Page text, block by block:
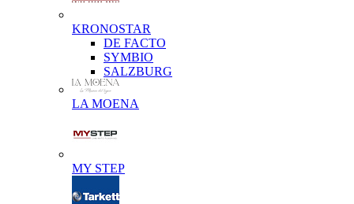
KRONOSTAR
DE FACTO
SYMBIO
SALZBURG
LA MOENA
MY STEP